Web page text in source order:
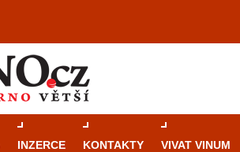
INZERCE KONTAKTY VIVAT VINUM